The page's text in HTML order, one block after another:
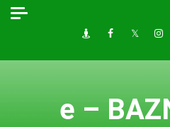
Skip
DraugiemFacebook
Twitter
e –